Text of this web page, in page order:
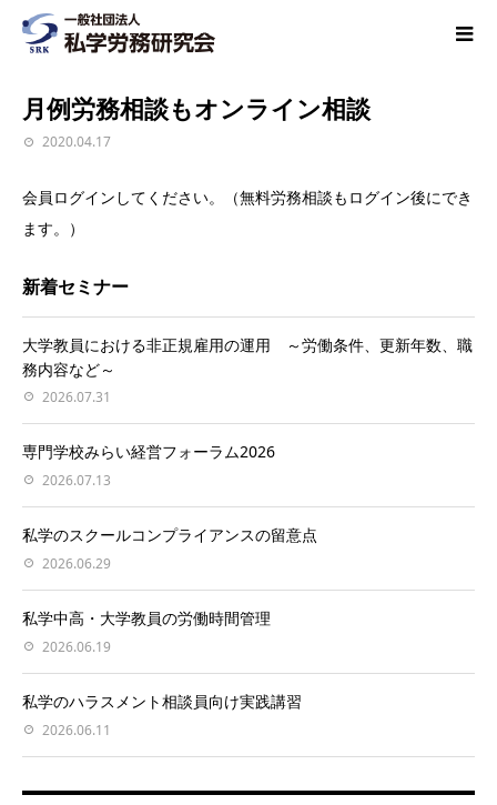
月例労務相談もオンライン相談
2020.04.17
会員ログインしてください。（無料労務相談もログイン後にでき
ます。）
新着セミナー
大学教員における非正規雇用の運用 ～労働条件、更新年数、職
務内容など～
2026.07.31
専門学校みらい経営フォーラム2026
2026.07.13
私学のスクールコンプライアンスの留意点
2026.06.29
私学中高・大学教員の労働時間管理
2026.06.19
私学のハラスメント相談員向け実践講習
2026.06.11